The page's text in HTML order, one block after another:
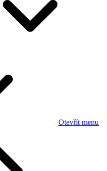
Otevřít menu